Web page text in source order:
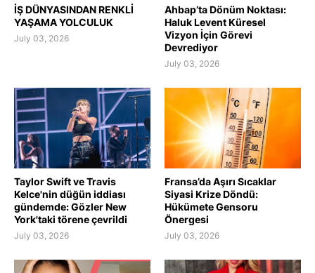
İŞ DÜNYASINDAN RENKLİ
YAŞAMA YOLCULUK
July 03, 2026
Ahbap’ta Dönüm Noktası:
Haluk Levent Küresel
Vizyon İçin Görevi
Devrediyor
July 03, 2026
Taylor Swift ve Travis
Kelce'nin düğün iddiası
gündemde: Gözler New
York'taki törene çevrildi
July 03, 2026
Fransa’da Aşırı Sıcaklar
Siyasi Krize Döndü:
Hükümete Gensoru
Önergesi
July 03, 2026